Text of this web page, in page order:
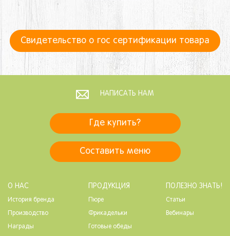
Свидетельство о гос сертификации товара
Где купить?
Составить меню
НАПИСАТЬ НАМ
О НАС
История бренда
Производство
Награды
ПРОДУКЦИЯ
Пюре
Фрикадельки
Готовые обеды
ПОЛЕЗНО ЗНАТЬ!
Статьи
Вебинары